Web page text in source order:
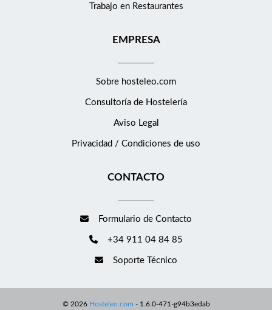
Trabajo en Restaurantes
EMPRESA
Sobre hosteleo.com
Consultoría de Hostelería
Aviso Legal
Privacidad / Condiciones de uso
CONTACTO
Formulario de Contacto
+34 911 04 84 85
Soporte Técnico
© 2026 Hosteleo.com - 1.6.0-471-g94b3edab